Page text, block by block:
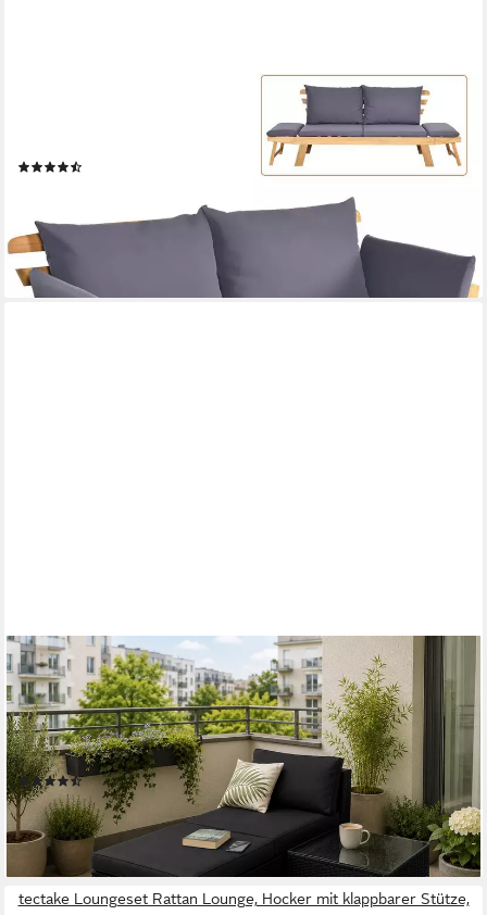
Gartenbank 4-in-1 XXL mit Liegefunktion, Auflage,
lieferbar - in 3-4 Werktagen bei dir
MEXO
Gartenlounge-Set modulares Poly-Rattan Lounge-Set, (Lounge-
Sitzmodul mit Fußhocker & Beistelltisch, 10 cm Polster,
Balkonmöbel wetterfest, UV-beständig), kleines Gartenmöbel-Set
für Balkon & Terrasse
(2)
199,99 € UVP459,49 €
-56%
lieferbar - in 5-6 Werktagen bei dir
tectake Loungeset Rattan Lounge, Hocker mit klappbarer Stütze,